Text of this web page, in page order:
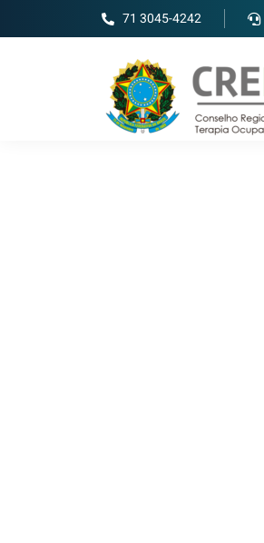
71 3045-4242